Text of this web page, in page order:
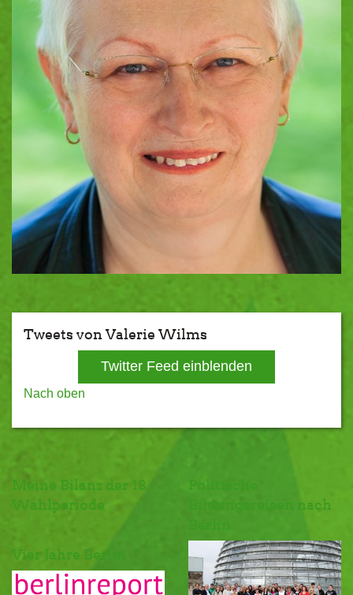
Tweets von Valerie Wilms
Twitter Feed einblenden
Nach oben
Meine Bilanz der 18.
Wahlperiode
Vier Jahre Berlin
Politische
Bildungsreisen nach